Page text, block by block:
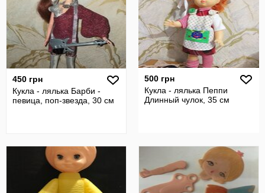
450 грн
Кукла - лялька Барби -
певица, поп-звезда, 30 см
500 грн
Кукла - лялька Пеппи
Длинный чулок, 35 см